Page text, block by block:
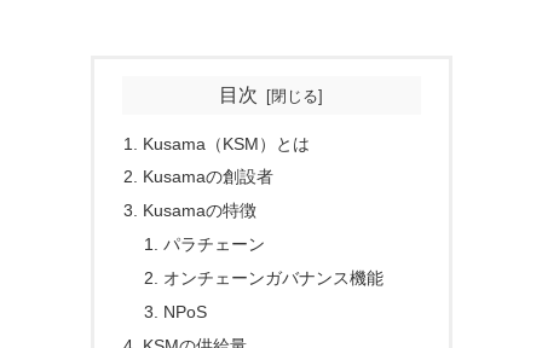
目次
Kusama（KSM）とは
Kusamaの創設者
Kusamaの特徴
パラチェーン
オンチェーンガバナンス機能
NPoS